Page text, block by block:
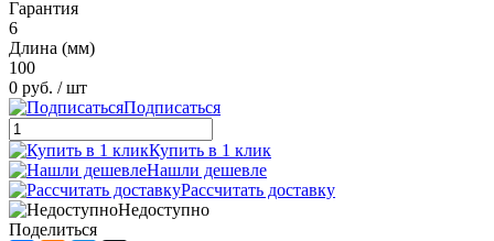
Гарантия
6
Длина (мм)
100
0 руб. / шт
Подписаться
Купить в 1 клик
Нашли дешевле
Рассчитать доставку
Недоступно
Поделиться